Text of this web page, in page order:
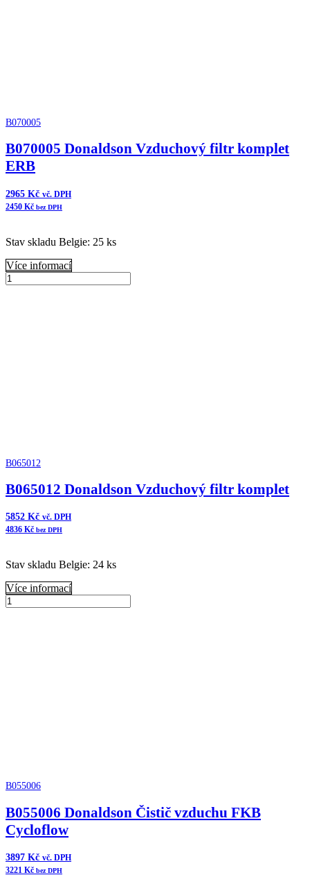
B070005
B070005 Donaldson Vzduchový filtr komplet
ERB
2965 Kč vč. DPH
2450 Kč bez DPH
Stav skladu Belgie: 25 ks
Více informací
B070005
B065012
B065012 Donaldson Vzduchový filtr komplet
5852 Kč vč. DPH
4836 Kč bez DPH
Stav skladu Belgie: 24 ks
Více informací
B065012
B055006
B055006 Donaldson Čistič vzduchu FKB
Cycloflow
3897 Kč vč. DPH
3221 Kč bez DPH